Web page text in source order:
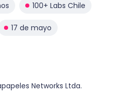
100+ Labs Chile
17 de mayo
Networks Ltda.